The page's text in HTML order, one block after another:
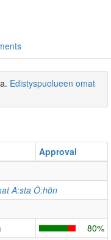
Edistyspuolueen omat
Approval
A:sta Ö:hön
80%